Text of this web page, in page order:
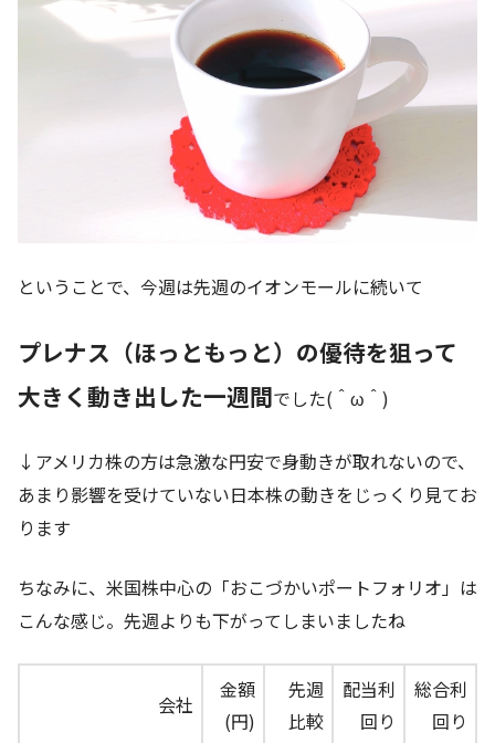
ということで、今週は先週のイオンモールに続いて
プレナス（ほっともっと）の優待を狙って
大きく動き出した一週間でした(＾ω＾)
↓アメリカ株の方は急激な円安で身動きが取れないので、
あまり影響を受けていない日本株の動きをじっくり見てお
ります
ちなみに、米国株中心の「おこづかいポートフォリオ」は
こんな感じ。先週よりも下がってしまいましたね
会社
金額
(円)
先週
比較
配当利
回り
総合利
回り